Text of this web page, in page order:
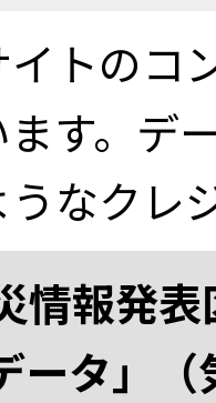
トのコ
す。デ
なクレ
情報発
ータ」